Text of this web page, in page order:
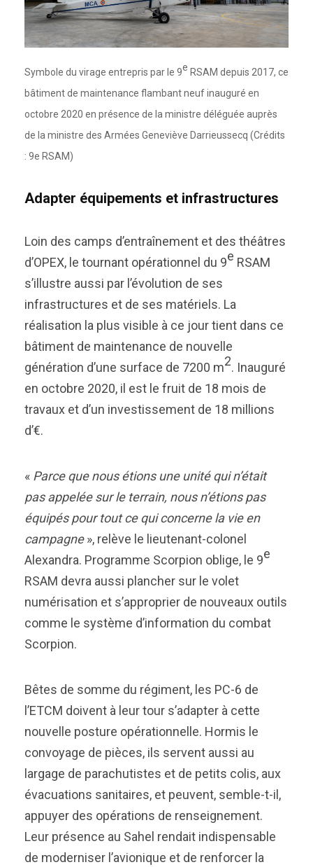
Symbole du virage entrepris par le 9e RSAM depuis 2017, ce
bâtiment de maintenance flambant neuf inauguré en
octobre 2020 en présence de la ministre déléguée auprès
de la ministre des Armées Geneviève Darrieussecq (Crédits
: 9e RSAM)
Adapter équipements et infrastructures
Loin des camps d’entraînement et des théâtres
d’OPEX, le tournant opérationnel du 9e RSAM
s’illustre aussi par l’évolution de ses
infrastructures et de ses matériels. La
réalisation la plus visible à ce jour tient dans ce
bâtiment de maintenance de nouvelle
génération d’une surface de 7200 m2. Inauguré
en octobre 2020, il est le fruit de 18 mois de
travaux et d’un investissement de 18 millions
d’€.
« Parce que nous étions une unité qui n’était
pas appelée sur le terrain, nous n’étions pas
équipés pour tout ce qui concerne la vie en
campagne», relève le lieutenant-colonel
Alexandra. Programme Scorpion oblige, le 9e
RSAM devra aussi plancher sur le volet
numérisation et s’approprier de nouveaux outils
comme le système d’information du combat
Scorpion.
Bêtes de somme du régiment, les PC-6 de
l’ETCM doivent à leur tour s’adapter à cette
nouvelle posture opérationnelle. Hormis le
convoyage de pièces, ils servent aussi au
largage de parachutistes et de petits colis, aux
évacuations sanitaires, et peuvent, semble-t-il,
appuyer des opérations de renseignement.
Leur présence au Sahel rendait indispensable
de moderniser l’avionique et de renforcer la